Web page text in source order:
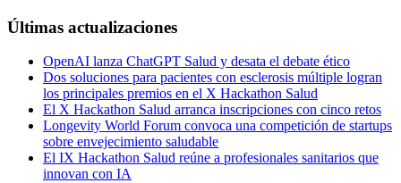
Últimas actualizaciones
OpenAI lanza ChatGPT Salud y desata el debate ético
Dos soluciones para pacientes con esclerosis múltiple logran
los principales premios en el X Hackathon Salud
El X Hackathon Salud arranca inscripciones con cinco retos
Longevity World Forum convoca una competición de startups
sobre envejecimiento saludable
El IX Hackathon Salud reúne a profesionales sanitarios que
innovan con IA